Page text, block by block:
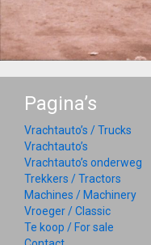
Pagina’s
Vrachtauto’s / Trucks
Vrachtauto’s
Vrachtauto’s onderweg
Trekkers / Tractors
Machines / Machinery
Vroeger / Classic
Te koop / For sale